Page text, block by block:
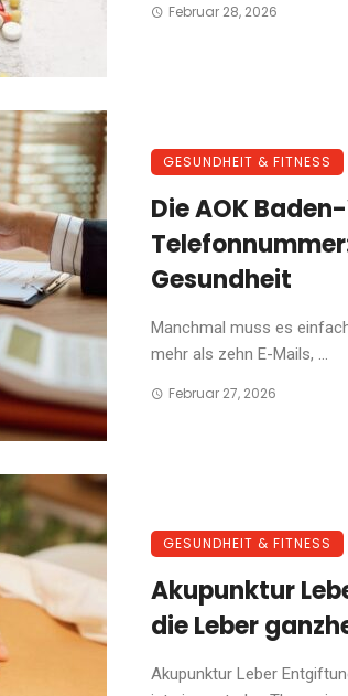
Februar 28, 2026
GESUNDHEIT & FITNESS
Die AOK
Gesundheit
Manchmal muss es
mehr als zehn E-Mails, ...
Februar 27, 2026
GESUNDHEIT & FITNESS
Akupunktur
die Leber
Akupunktur Leber